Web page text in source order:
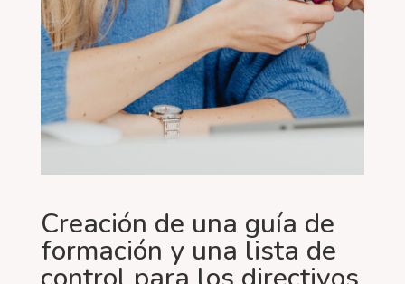
Creación de una guía de
formación y una lista de